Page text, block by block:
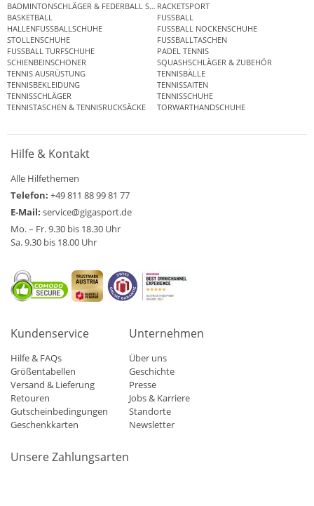
BADMINTONSCHLÄGER & FEDERBALL SETSRACKETSPORT
BASKETBALL
FUSSBALL
HALLENFUSSBALLSCHUHE
FUSSBALL NOCKENSCHUHE
STOLLENSCHUHE
FUSSBALLTASCHEN
FUSSBALL TURFSCHUHE
PADEL TENNIS
SCHIENBEINSCHONER
SQUASHSCHLÄGER & ZUBEHÖR
TENNIS AUSRÜSTUNG
TENNISBÄLLE
TENNISBEKLEIDUNG
TENNISSAITEN
TENNISSCHLÄGER
TENNISSCHUHE
TENNISTASCHEN & TENNISRUCKSÄCKE
TORWARTHANDSCHUHE
Hilfe & Kontakt
Alle Hilfethemen
Telefon: +49 811 88 99 81 77
E-Mail: service@gigasport.de
Mo. – Fr. 9.30 bis 18.30 Uhr
Sa. 9.30 bis 18.00 Uhr
Kundenservice
Hilfe & FAQs
Größentabellen
Versand & Lieferung
Retouren
Gutscheinbedingungen
Geschenkkarten
Unternehmen
Über uns
Geschichte
Presse
Jobs & Karriere
Standorte
Newsletter
Unsere Zahlungsarten